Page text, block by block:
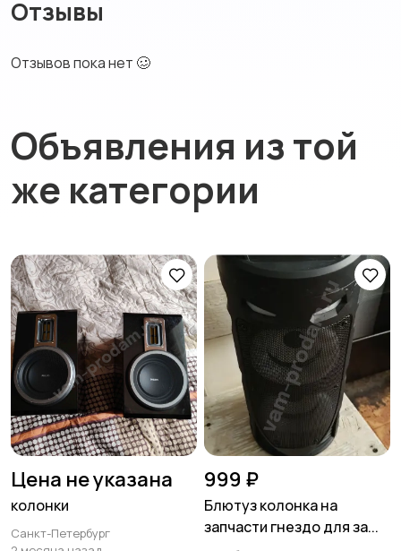
Отзывы
Отзывов пока нет 🥴
Объявления из той
же категории
Цена не указана
колонки
Санкт-Петербург
999 ₽
Блютуз колонка на
запчасти гнездо для за...